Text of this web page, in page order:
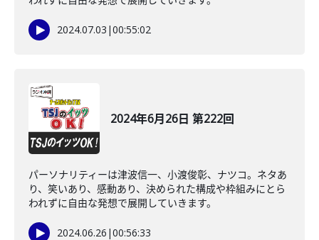
2024.07.03 |00:55:02
2024年6月26日 第222回
パーソナリティーは津波信一、小渡俊彰、ナツコ。ネタあ
り、笑いあり、感動あり、決められた構成や枠組みにとら
われずに自由な発想で展開していきます。
2024.06.26 |00:56:33